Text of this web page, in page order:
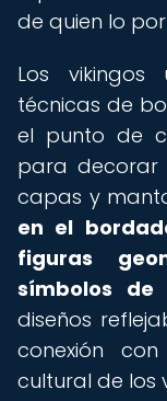
de quien lo
Los
técnicas de
el punto de
para decorar
capas y
en el
figuras
símbolos
diseños
conexión
cultural de los